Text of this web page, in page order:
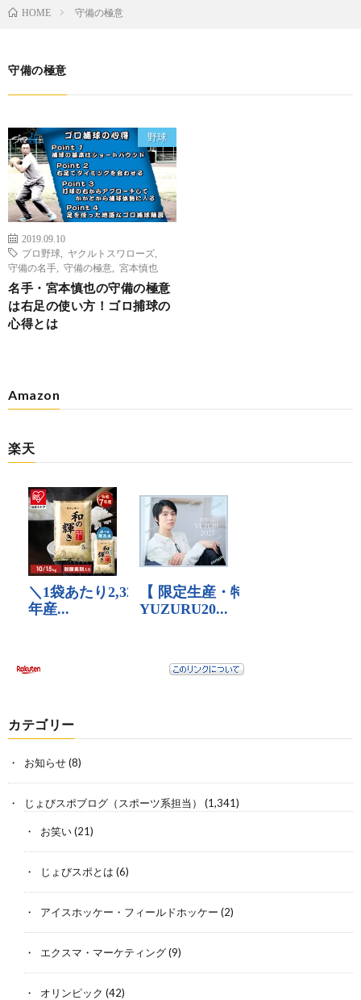
HOME 守備の極意
守備の極意
野球
2019.09.10
プロ野球
ヤクルトスワローズ
守備の名手
守備の極意 宮本慎也
名手・宮本慎也の守備の極意
は右足の使い方！ゴロ捕球の
心得とは
Amazon
楽天
カテゴリー
お知らせ(8)
じょびスポブログ（スポーツ系担当） (1,341)
お笑い(21)
じょびスポとは (6)
アイスホッケー・フィールドホッケー (2)
エクスマ・マーケティング(9)
オリンピック (42)